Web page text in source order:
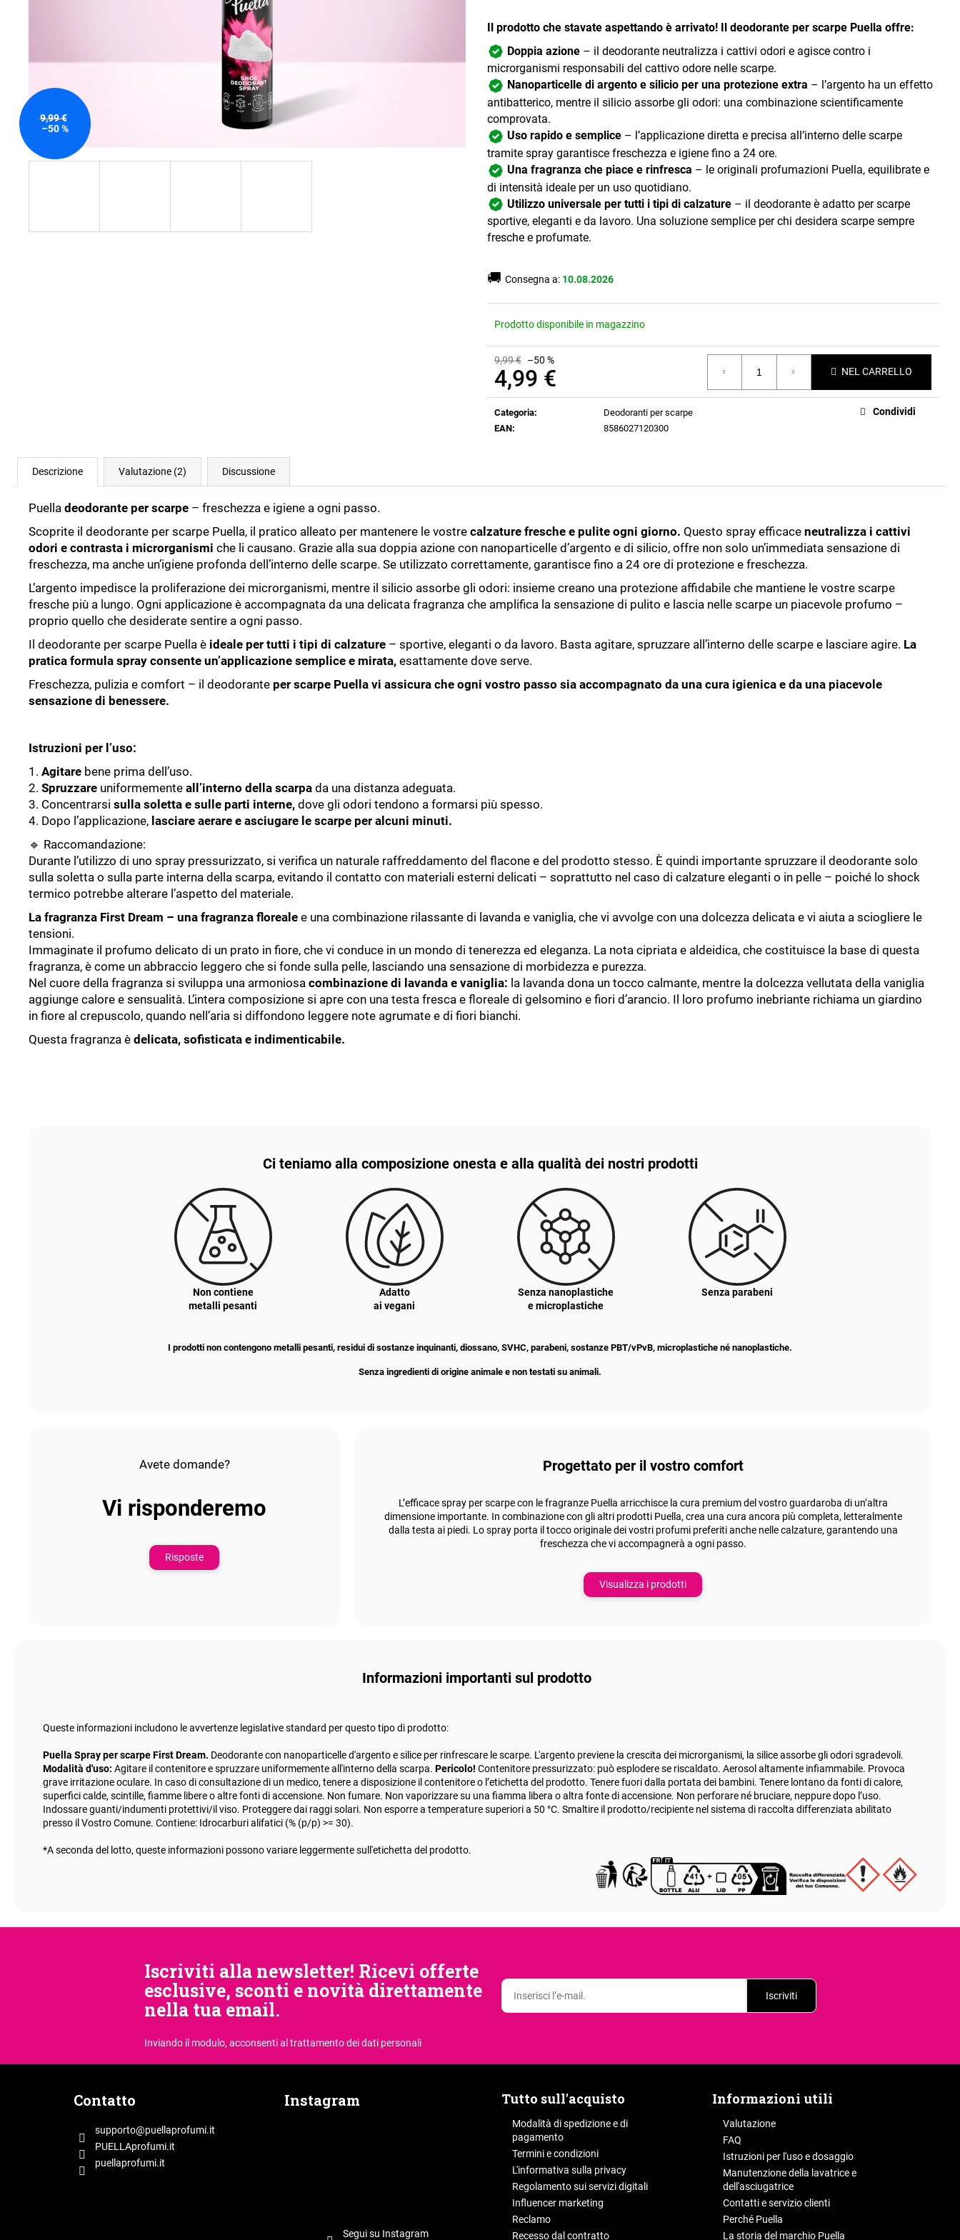
Il prodotto che stavate aspettando è arrivato! Il deodorante per scarpe Puella offre:
Doppia azione – il deodorante neutralizza i cattivi odori e agisce contro i
microrganismi responsabili del cattivo odore nelle scarpe.
Nanoparticelle di argento e silicio per una protezione extra – l’argento ha un effetto
antibatterico, mentre il silicio assorbe gli odori: una combinazione scientificamente
comprovata.
Uso rapido e semplice – l’applicazione diretta e precisa all’interno delle scarpe
tramite spray garantisce freschezza e igiene fino a 24 ore.
Una fragranza che piace e rinfresca – le originali profumazioni Puella, equilibrate e
di intensità ideale per un uso quotidiano.
Utilizzo universale per tutti i tipi di calzature – il deodorante è adatto per scarpe
sportive, eleganti e da lavoro. Una soluzione semplice per chi desidera scarpe sempre
fresche e profumate.
🚚 Consegna a: 10.08.2026
Prodotto disponibile in magazzino
9,99 € –50 %
4,99 €
Prezzo
della
misura:
NEL CARRELLO
Categoria:
Deodoranti per scarpe
EAN: 8586027120300
Condividi
9,99 €
–50 %
Descrizione Valutazione (2) Discussione
Puella deodorante per scarpe – freschezza e igiene a ogni passo.
Scoprite il deodorante per scarpe Puella, il pratico alleato per mantenere le vostre calzature fresche e pulite ogni giorno. Questo spray efficace neutralizza i cattivi
odori e contrasta i microrganismi che li causano. Grazie alla sua doppia azione con nanoparticelle d’argento e di silicio, offre non solo un’immediata sensazione di
freschezza, ma anche un’igiene profonda dell’interno delle scarpe. Se utilizzato correttamente, garantisce fino a 24 ore di protezione e freschezza.
L’argento impedisce la proliferazione dei microrganismi, mentre il silicio assorbe gli odori: insieme creano una protezione affidabile che mantiene le vostre scarpe
fresche più a lungo. Ogni applicazione è accompagnata da una delicata fragranza che amplifica la sensazione di pulito e lascia nelle scarpe un piacevole profumo –
proprio quello che desiderate sentire a ogni passo.
Il deodorante per scarpe Puella è ideale per tutti i tipi di calzature – sportive, eleganti o da lavoro. Basta agitare, spruzzare all’interno delle scarpe e lasciare agire. La
pratica formula spray consente un’applicazione semplice e mirata, esattamente dove serve.
Freschezza, pulizia e comfort – il deodorante per scarpe Puella vi assicura che ogni vostro passo sia accompagnato da una cura igienica e da una piacevole
sensazione di benessere.
Istruzioni per l’uso:
1. Agitare bene prima dell’uso.
2. Spruzzare uniformemente all’interno della scarpa da una distanza adeguata.
3. Concentrarsi sulla soletta e sulle parti interne, dove gli odori tendono a formarsi più spesso.
4. Dopo l’applicazione, lasciare aerare e asciugare le scarpe per alcuni minuti.
🔹 Raccomandazione:
Durante l’utilizzo di uno spray pressurizzato, si verifica un naturale raffreddamento del flacone e del prodotto stesso. È quindi importante spruzzare il deodorante solo
sulla soletta o sulla parte interna della scarpa, evitando il contatto con materiali esterni delicati – soprattutto nel caso di calzature eleganti o in pelle – poiché lo shock
termico potrebbe alterare l’aspetto del materiale.
La fragranza First Dream – una fragranza floreale e una combinazione rilassante di lavanda e vaniglia, che vi avvolge con una dolcezza delicata e vi aiuta a sciogliere le
tensioni.
Immaginate il profumo delicato di un prato in fiore, che vi conduce in un mondo di tenerezza ed eleganza. La nota cipriata e aldeidica, che costituisce la base di questa
fragranza, è come un abbraccio leggero che si fonde sulla pelle, lasciando una sensazione di morbidezza e purezza.
Nel cuore della fragranza si sviluppa una armoniosa combinazione di lavanda e vaniglia: la lavanda dona un tocco calmante, mentre la dolcezza vellutata della vaniglia
aggiunge calore e sensualità. L’intera composizione si apre con una testa fresca e floreale di gelsomino e fiori d’arancio. Il loro profumo inebriante richiama un giardino
in fiore al crepuscolo, quando nell’aria si diffondono leggere note agrumate e di fiori bianchi.
Questa fragranza è delicata, sofisticata e indimenticabile.
Ci teniamo alla composizione onesta e alla qualità dei nostri prodotti
Non contiene
metalli pesanti
Adatto
ai vegani
Senza nanoplastiche
e microplastiche
Senza parabeni
I prodotti non contengono metalli pesanti, residui di sostanze inquinanti, diossano, SVHC, parabeni, sostanze PBT/vPvB, microplastiche né nanoplastiche.
Senza ingredienti di origine animale e non testati su animali.
Avete domande?
Vi risponderemo
Risposte
Progettato per il vostro comfort
L’efficace spray per scarpe con le fragranze Puella arricchisce la cura premium del vostro guardaroba di un’altra
dimensione importante. In combinazione con gli altri prodotti Puella, crea una cura ancora più completa, letteralmente
dalla testa ai piedi. Lo spray porta il tocco originale dei vostri profumi preferiti anche nelle calzature, garantendo una
freschezza che vi accompagnerà a ogni passo.
Visualizza i prodotti
Informazioni importanti sul prodotto
Queste informazioni includono le avvertenze legislative standard per questo tipo di prodotto:
Puella Spray per scarpe First Dream. Deodorante con nanoparticelle d'argento e silice per rinfrescare le scarpe. L'argento previene la crescita dei microrganismi, la silice assorbe gli odori sgradevoli.
Modalità d'uso: Agitare il contenitore e spruzzare uniformemente all'interno della scarpa. Pericolo! Contenitore pressurizzato: può esplodere se riscaldato. Aerosol altamente infiammabile. Provoca
grave irritazione oculare. In caso di consultazione di un medico, tenere a disposizione il contenitore o l’etichetta del prodotto. Tenere fuori dalla portata dei bambini. Tenere lontano da fonti di calore,
superfici calde, scintille, fiamme libere o altre fonti di accensione. Non fumare. Non vaporizzare su una fiamma libera o altra fonte di accensione. Non perforare né bruciare, neppure dopo l’uso.
Indossare guanti/indumenti protettivi/il viso. Proteggere dai raggi solari. Non esporre a temperature superiori a 50 °C. Smaltire il prodotto/recipiente nel sistema di raccolta differenziata abilitato
presso il Vostro Comune. Contiene: Idrocarburi alifatici (% (p/p) >= 30).
*A seconda del lotto, queste informazioni possono variare leggermente sull'etichetta del prodotto.
Iscriviti alla newsletter! Ricevi offerte
esclusive, sconti e novità direttamente
nella tua email.
Inviando il modulo, acconsential trattamento dei dati personali
Iscriviti
Contatto
supporto@puellaprofumi.it
PUELLAprofumi.it
puellaprofumi.it
Instagram
Segui su Instagram
Tutto sull'acquisto
Modalità di spedizione e di
pagamento
Termini e condizioni
L'informativa sulla privacy
Regolamento sui servizi digitali
Influencer marketing
Reclamo
Recesso dal contratto
Informazioni utili
Valutazione
FAQ
Istruzioni per l'uso e dosaggio
Manutenzione della lavatrice e
dell'asciugatrice
Contatti e servizio clienti
Perché Puella
La storia del marchio Puella